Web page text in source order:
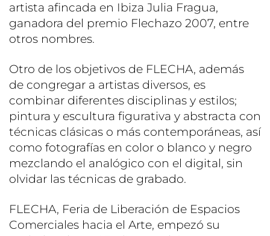
artista afincada en Ibiza Julia Fragua,
ganadora del premio Flechazo 2007, entre
otros nombres.
Otro de los objetivos de FLECHA, además
de congregar a artistas diversos, es
combinar diferentes disciplinas y estilos;
pintura y escultura figurativa y abstracta con
técnicas clásicas o más contemporáneas, así
como fotografías en color o blanco y negro
mezclando el analógico con el digital, sin
olvidar las técnicas de grabado.
FLECHA, Feria de Liberación de Espacios
Comerciales hacia el Arte, empezó su